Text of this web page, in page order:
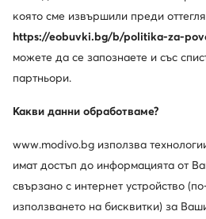
Ugg
Пантофи · Сив
121,18€
която сме извършили преди
https://eobuvki.bg/b/politika-za-
можете да се запознаете и със
партньори.
Какви данни обработваме?
www.modivo.bg използва
имат достъп до информацията от
свързано с интернет устройство
използването на бисквитки) за